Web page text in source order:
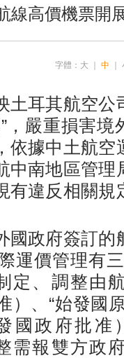
線高價機票開
字體： 大 中
耳其航空公
，嚴重損害境
依據中土航空
中南地區管理
有違反相關規
政府簽訂的
運價管理有
定、調整由
）、“始發國
國政府批准
需報雙方政